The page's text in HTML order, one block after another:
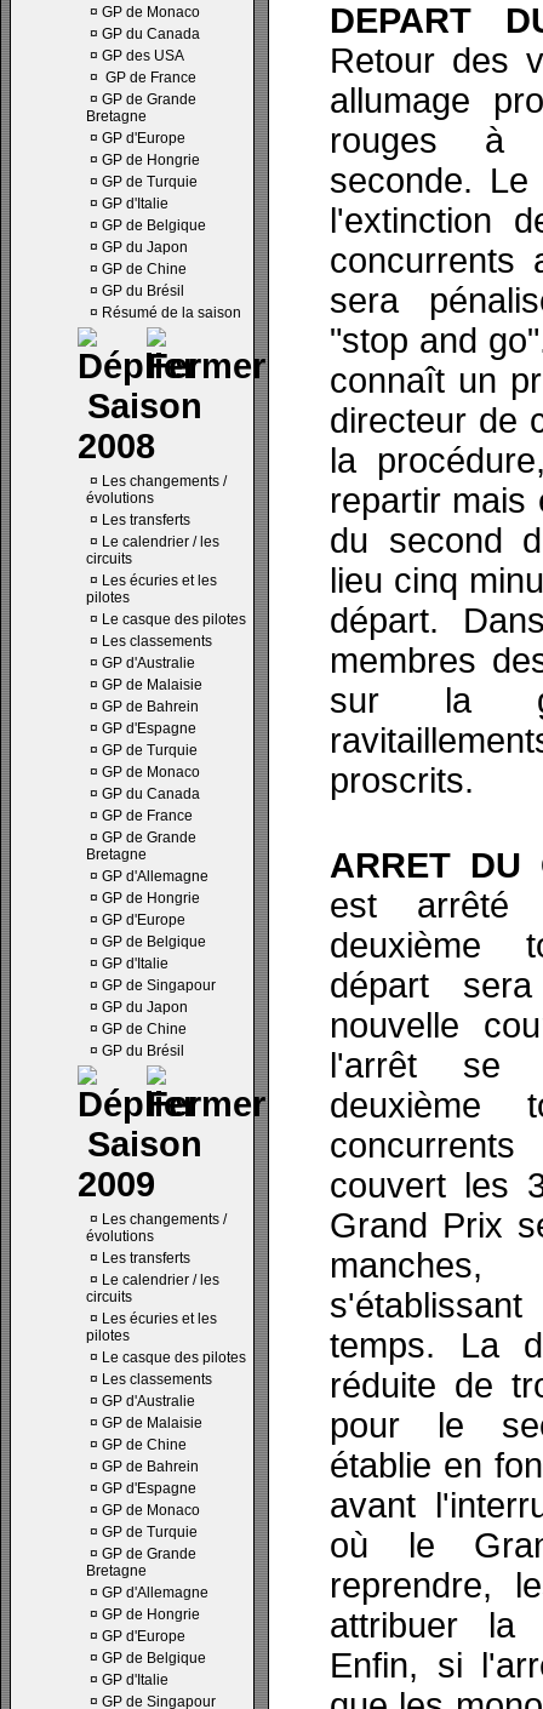
¤ GP de Monaco
¤ GP du Canada
¤ GP des USA
¤ GP de France
¤ GP de Grande
Bretagne
¤ GP d'Europe
¤ GP de Hongrie
¤ GP de Turquie
¤ GP d'Italie
¤ GP de Belgique
¤ GP du Japon
¤ GP de Chine
¤ GP du Brésil
¤ Résumé de la saison
Saison
2008
¤ Les changements /
évolutions
¤ Les transferts
¤ Le calendrier / les
circuits
¤ Les écuries et les
pilotes
¤ Le casque des pilotes
¤ Les classements
¤ GP d'Australie
¤ GP de Malaisie
¤ GP de Bahrein
¤ GP d'Espagne
¤ GP de Turquie
¤ GP de Monaco
¤ GP du Canada
¤ GP de France
¤ GP de Grande
Bretagne
¤ GP d'Allemagne
¤ GP de Hongrie
¤ GP d'Europe
¤ GP de Belgique
¤ GP d'Italie
¤ GP de Singapour
¤ GP du Japon
¤ GP de Chine
¤ GP du Brésil
Saison
2009
¤ Les changements /
évolutions
¤ Les transferts
¤ Le calendrier / les
circuits
¤ Les écuries et les
pilotes
¤ Le casque des pilotes
¤ Les classements
¤ GP d'Australie
¤ GP de Malaisie
¤ GP de Chine
¤ GP de Bahrein
¤ GP d'Espagne
¤ GP de Monaco
¤ GP de Turquie
¤ GP de Grande
Bretagne
¤ GP d'Allemagne
¤ GP de Hongrie
¤ GP d'Europe
¤ GP de Belgique
¤ GP d'Italie
¤ GP de Singapour
DEPART
Retour des
allumage
rouges à
seconde.
l'extinction
concurrents
sera
"stop and
connaît un
directeur de
la
repartir mais
du second
lieu cinq
départ.
membres
sur la
proscrits.
ARRET DU
est
deuxième
départ
nouvelle
l'arrêt se
couvert les
Grand Prix
temps. La
réduite de
pour le
établie en
avant
où le
reprendre,
attribuer la
Enfin, si